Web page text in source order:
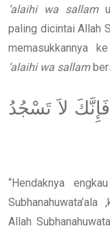
‘alaihi wa sallam
paling dicintai Allah
memasukkannya
‘alaihi wa sallam
لاَ تَسْجُدُ
“Hendaknya
Allah